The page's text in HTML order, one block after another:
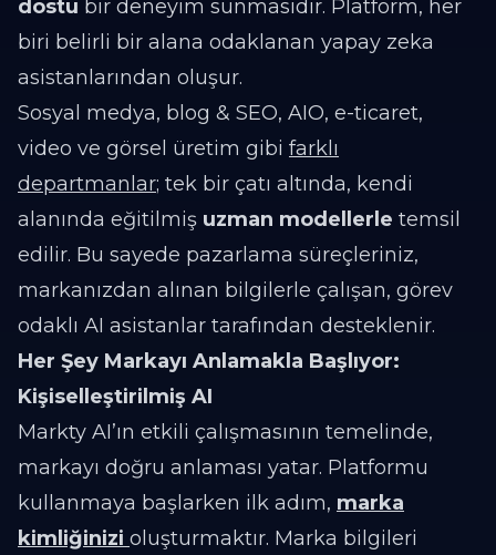
dostu bir deneyim sunmasıdır. Platform, her
biri belirli bir alana odaklanan yapay zeka
asistanlarından oluşur.
Sosyal medya, blog & SEO, AIO, e-ticaret,
video ve görsel üretim gibi farklı
departmanlar; tek bir çatı altında, kendi
alanında eğitilmiş uzman modellerle temsil
edilir. Bu sayede pazarlama süreçleriniz,
markanızdan alınan bilgilerle çalışan, görev
odaklı AI asistanlar tarafından desteklenir.
Her Şey Markayı Anlamakla Başlıyor:
Kişiselleştirilmiş AI
Markty AI’ın etkili çalışmasının temelinde,
markayı doğru anlaması yatar. Platformu
kullanmaya başlarken ilk adım, marka
kimliğinizi oluşturmaktır. Marka bilgileri